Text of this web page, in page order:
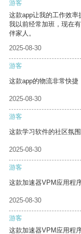
游客
这款app让我的工作效率
我以前经常加班，现在
伴家人。
2025-08-30
游客
这款app的物流非常快捷
2025-08-30
游客
这款学习软件的社区氛
2025-08-30
游客
这款加速器VPM应用程
2025-08-30
游客
这款加速器VPM应用程